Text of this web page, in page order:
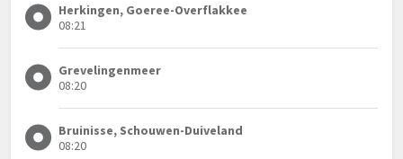
Herkingen, Goeree-Overflakkee
08:21
Grevelingenmeer
08:20
Bruinisse, Schouwen-Duiveland
08:20